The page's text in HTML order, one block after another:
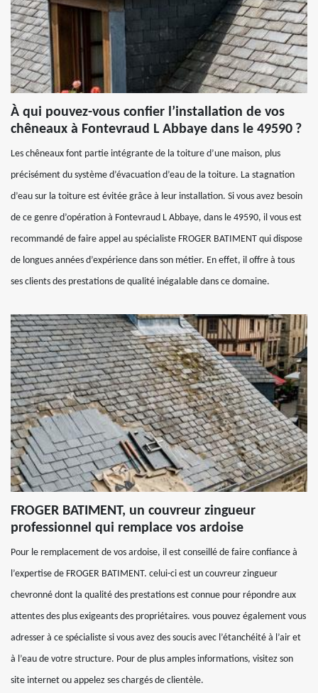
À qui pouvez-vous confier l’installation de vos
chêneaux à Fontevraud L Abbaye dans le 49590 ?
Les chêneaux font partie intégrante de la toiture d’une maison, plus
précisément du système d’évacuation d’eau de la toiture. La stagnation
d’eau sur la toiture est évitée grâce à leur installation. Si vous avez besoin
de ce genre d’opération à Fontevraud L Abbaye, dans le 49590, il vous est
recommandé de faire appel au spécialiste FROGER BATIMENT qui dispose
de longues années d’expérience dans son métier. En effet, il offre à tous
ses clients des prestations de qualité inégalable dans ce domaine.
FROGER BATIMENT, un couvreur zingueur
professionnel qui remplace vos ardoise
Pour le remplacement de vos ardoise, il est conseillé de faire confiance à
l’expertise de FROGER BATIMENT. celui-ci est un couvreur zingueur
chevronné dont la qualité des prestations est connue pour répondre aux
attentes des plus exigeants des propriétaires. vous pouvez également vous
adresser à ce spécialiste si vous avez des soucis avec l’étanchéité à l’air et
à l’eau de votre structure. Pour de plus amples informations, visitez son
site internet ou appelez ses chargés de clientèle.